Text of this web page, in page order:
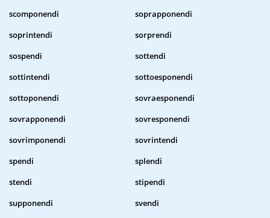
scomponendi
soprapponendi
soprintendi
sorprendi
sospendi
sottendi
sottintendi
sottoesponendi
sottoponendi
sovraesponendi
sovrapponendi
sovresponendi
sovrimponendi
sovrintendi
spendi
splendi
stendi
stipendi
supponendi
svendi